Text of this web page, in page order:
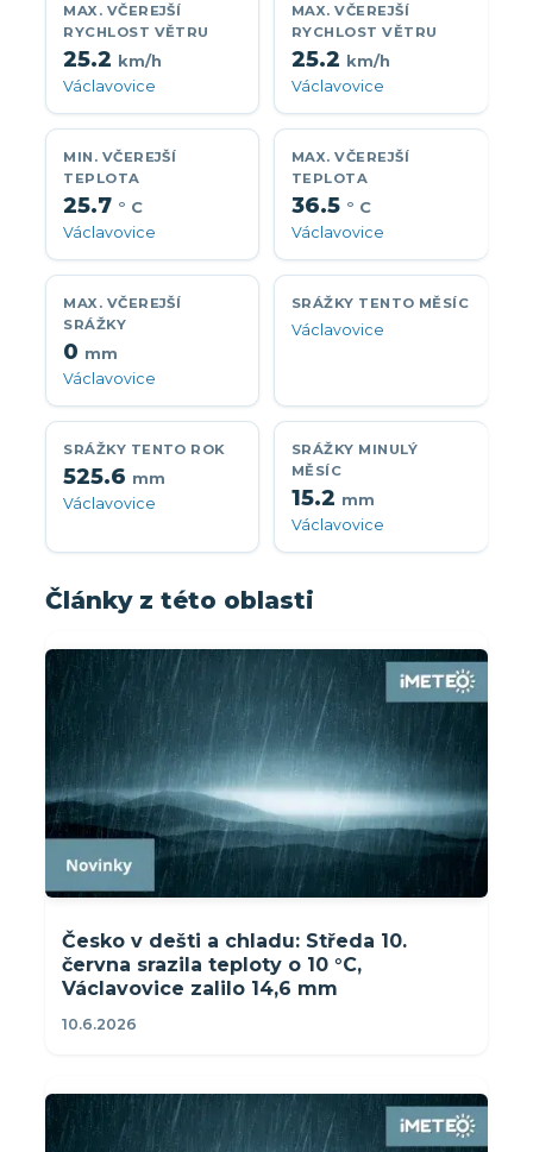
MAX. VČEREJŠÍ
RYCHLOST VĚTRU
25.2 km/h
Václavovice
MAX. VČEREJŠÍ
RYCHLOST VĚTRU
25.2 km/h
Václavovice
MIN. VČEREJŠÍ
TEPLOTA
25.7 ° C
Václavovice
MAX. VČEREJŠÍ
TEPLOTA
36.5 ° C
Václavovice
MAX. VČEREJŠÍ
SRÁŽKY
0 mm
Václavovice
SRÁŽKY TENTO MĚSÍC
Václavovice
SRÁŽKY TENTO ROK
525.6 mm
Václavovice
SRÁŽKY MINULÝ
MĚSÍC
15.2 mm
Václavovice
Články z této oblasti
Česko v dešti a chladu: Středa 10.
června srazila teploty o 10 °C,
Václavovice zalilo 14,6 mm
10.6.2026